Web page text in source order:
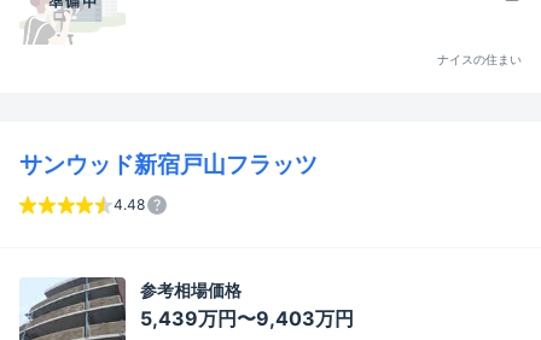
ナイスの住まい
サンウッド新宿戸山フラッツ
4.48
参考相場価格
5,439万円〜9,403万円